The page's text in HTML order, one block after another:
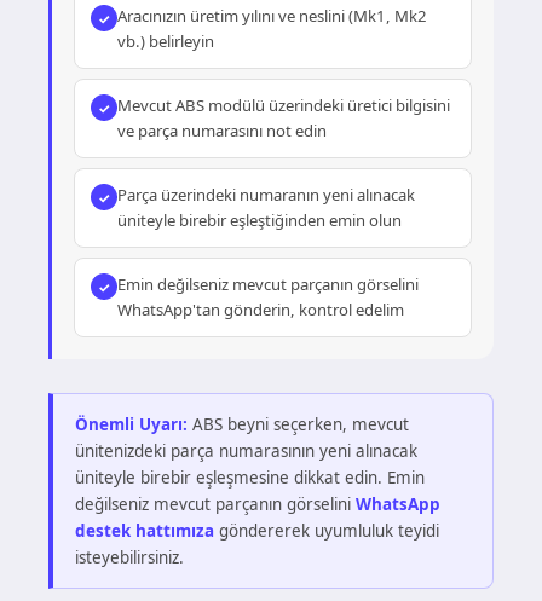
Aracınızın üretim yılını ve neslini (Mk1, Mk2
vb.) belirleyin
Mevcut ABS modülü üzerindeki üretici bilgisini
ve parça numarasını not edin
Parça üzerindeki numaranın yeni alınacak
üniteyle birebir eşleştiğinden emin olun
Emin değilseniz mevcut parçanın görselini
WhatsApp'tan gönderin, kontrol edelim
Önemli Uyarı: ABS beyni seçerken, mevcut
ünitenizdeki parça numarasının yeni alınacak
üniteyle birebir eşleşmesine dikkat edin. Emin
değilseniz mevcut parçanın görselini WhatsApp
destek hattımıza göndererek uyumluluk teyidi
isteyebilirsiniz.